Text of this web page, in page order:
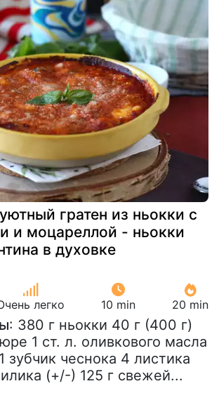
гратен из ньокки с
и моцареллой - ньокки
в духовке
легко 10 min 20 min
: 380 г ньокки 40 г (400 г)
1 ст. л. оливкового масла
зубчик чеснока 4 листика
(+/-) 125 г свежей...